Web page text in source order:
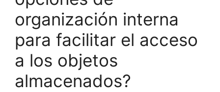
organización interna
para facilitar el acceso
a los objetos
almacenados?